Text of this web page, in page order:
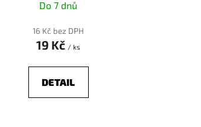
Do 7 dnů
16 Kč bez DPH
19 Kč / ks
DETAIL